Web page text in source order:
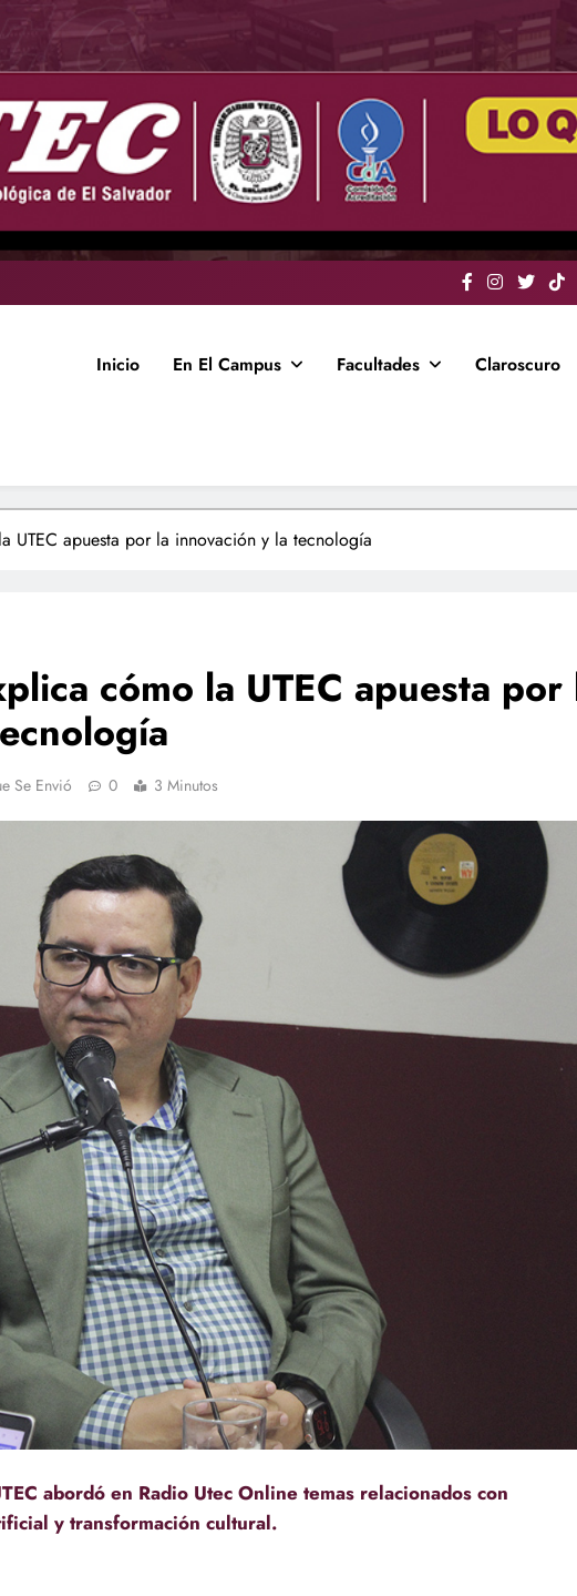
Inicio En El Campus Facultades Claroscuro
UTEC apuesta por la innovación y la tecnología
cómo la UTEC apuesta por
Se Envió 0 3 Minutos
abordó en Radio Utec Online temas relacionados con
y transformación cultural.